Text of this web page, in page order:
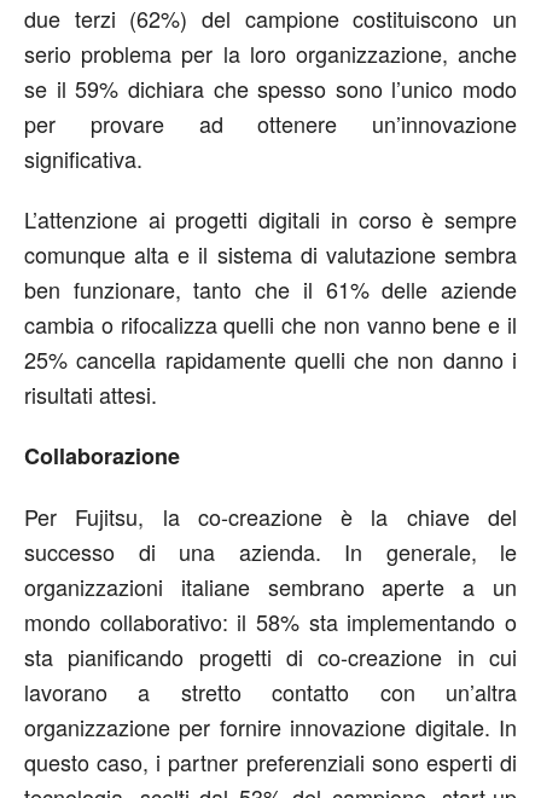
due terzi (62%) del campione costituiscono un
serio problema per la loro organizzazione, anche
se il 59% dichiara che spesso sono l’unico modo
per provare ad ottenere un’innovazione
significativa.
L’attenzione ai progetti digitali in corso è sempre
comunque alta e il sistema di valutazione sembra
ben funzionare, tanto che il 61% delle aziende
cambia o rifocalizza quelli che non vanno bene e il
25% cancella rapidamente quelli che non danno i
risultati attesi.
Collaborazione
Per Fujitsu, la co-creazione è la chiave del
successo di una azienda. In generale, le
organizzazioni italiane sembrano aperte a un
mondo collaborativo: il 58% sta implementando o
sta pianificando progetti di co-creazione in cui
lavorano a stretto contatto con un’altra
organizzazione per fornire innovazione digitale. In
questo caso, i partner preferenziali sono esperti di